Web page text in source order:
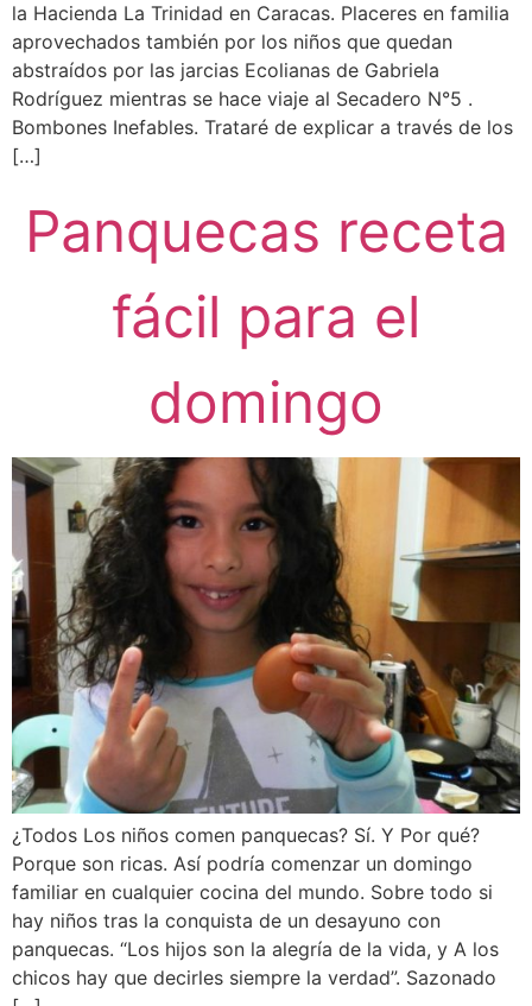
la Hacienda La Trinidad en Caracas. Placeres en familia
aprovechados también por los niños que quedan
abstraídos por las jarcias Ecolianas de Gabriela
Rodríguez mientras se hace viaje al Secadero N°5 .
Bombones Inefables. Trataré de explicar a través de los
[…]
Panquecas receta
fácil para el
domingo
¿Todos Los niños comen panquecas? Sí. Y Por qué?
Porque son ricas. Así podría comenzar un domingo
familiar en cualquier cocina del mundo. Sobre todo si
hay niños tras la conquista de un desayuno con
panquecas. “Los hijos son la alegría de la vida, y A los
chicos hay que decirles siempre la verdad”. Sazonado